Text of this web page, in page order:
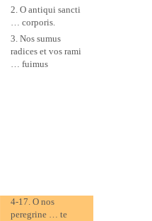
2. O antiqui sancti
… corporis.
3. Nos sumus
radices et vos rami
… fuimus
4-17. O nos
peregrine … te